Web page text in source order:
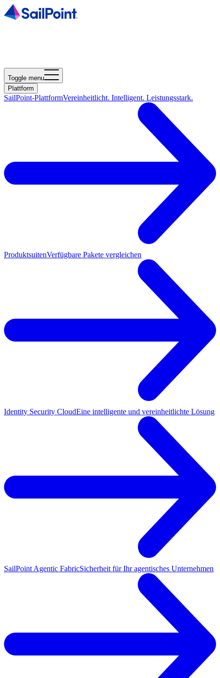
Toggle menu
Plattform
SailPoint-PlattformVereinheitlicht. Intelligent. Leistungsstark.
ProduktsuitenVerfügbare Pakete vergleichen
Identity Security CloudEine intelligente und vereinheitlichte Lösung
SailPoint Agentic FabricSicherheit für Ihr agentisches Unternehmen